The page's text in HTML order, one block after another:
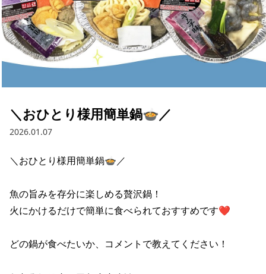
Contact us in English
＼おひとり様用簡単鍋🍲／
2026.01.07
＼おひとり様用簡単鍋🍲／
魚の旨みを存分に楽しめる贅沢鍋！
火にかけるだけで簡単に食べられておすすめです❤
どの鍋が食べたいか、コメントで教えてください！